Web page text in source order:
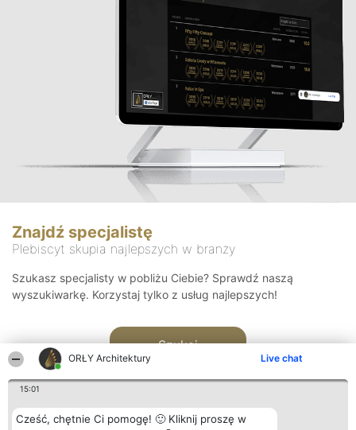
ORŁY Architektury Live chat
15:01
Cześć, chętnie Ci pomogę! 🙂 Kliknij proszę w
Znajdź specjalistę
Plebiscyt skupia najlepszych w branży
Szukasz specjalisty w pobliżu Ciebie? Sprawdź naszą
wyszukiwarkę. Korzystaj tylko z usług najlepszych!
Szukaj